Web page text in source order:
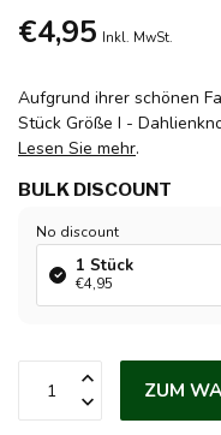
€4,95 Inkl. MwSt.
Aufgrund ihrer schönen
Stück Größe I -
Lesen Sie mehr.
BULK DISCOUNT
No discount
1 Stück
€4,95
ZUM